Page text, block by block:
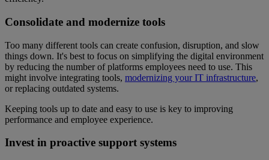
Consolidate and modernize tools
Too many different tools can create confusion, disruption, and slow
things down. It's best to focus on simplifying the digital environment
by reducing the number of platforms employees need to use. This
might involve integrating tools, modernizing your IT infrastructure,
or replacing outdated systems.
Keeping tools up to date and easy to use is key to improving
performance and employee experience.
Invest in proactive support systems